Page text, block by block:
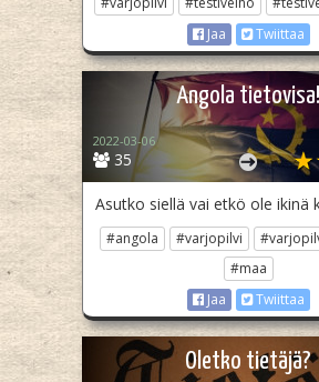
Jaa
Twiittaa
Angola tietovisa!
35
2022-03-06
Asutko siellä vai etkö ole ikinä
#angola #varjopilvi
#maa
Jaa
Twiittaa
Oletko tietäjä?